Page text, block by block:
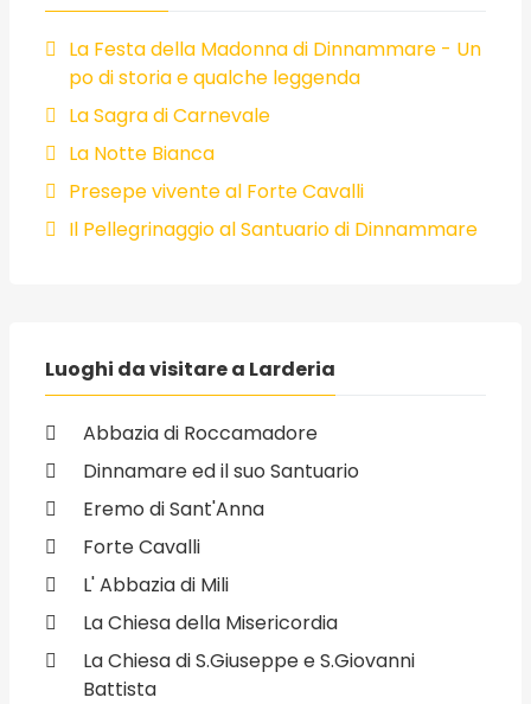
La Festa della Madonna di Dinnammare - Un
po di storia e qualche leggenda
La Sagra di Carnevale
La Notte Bianca
Presepe vivente al Forte Cavalli
Il Pellegrinaggio al Santuario di Dinnammare
Luoghi da visitare a Larderia
Abbazia di Roccamadore
Dinnamare ed il suo Santuario
Eremo di Sant'Anna
Forte Cavalli
L' Abbazia di Mili
La Chiesa della Misericordia
La Chiesa di S.Giuseppe e S.Giovanni
Battista